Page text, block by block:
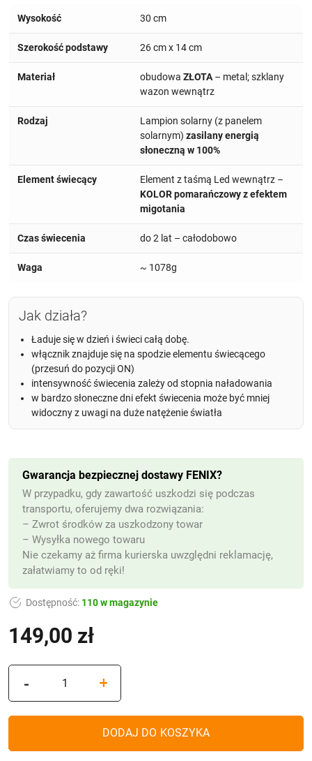
149,00 zł
Wysokość 30 cm
Szerokość podstawy 26 cm x 14 cm
Materiał obudowa ZŁOTA – metal; szklany
wazon wewnątrz
Rodzaj
Lampion solarny (z panelem
solarnym) zasilany energią
słoneczną w 100%
Element świecący
Element z taśmą Led wewnątrz –
KOLOR pomarańczowy z efektem
migotania
Czas świecenia do 2 lat – całodobowo
Waga ~ 1078g
Jak działa?
Ładuje się w dzień i świeci całą dobę.
włącznik znajduje się na spodzie elementu świecącego
(przesuń do pozycji ON)
intensywność świecenia zależy od stopnia naładowania
w bardzo słoneczne dni efekt świecenia może być mniej
widoczny z uwagi na duże natężenie światła
Dostępność: 110 w magazynie
Gwarancja bezpiecznej dostawy FENIX?
W przypadku, gdy zawartość uszkodzi się podczas
transportu, oferujemy dwa rozwiązania:
– Zwrot środków za uszkodzony towar
– Wysyłka nowego towaru
Nie czekamy aż firma kurierska uwzględni reklamację,
załatwiamy to od ręki!
-
Lampion
+
DODAJ DO KOSZYKA